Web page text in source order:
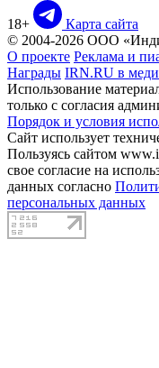
18+
Карта сайта
© 2004-2026 ООО
О проекте Реклама и
Награды IRN.RU в
Использование
только с согласия
Порядок и условия
Сайт использует
Пользуясь сайтом
свое согласие на
данных согласно
персональных данных